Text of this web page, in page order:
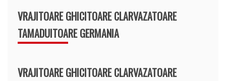
VRAJITOARE GHICITOARE CLARVAZATOARE
TAMADUITOARE GERMANIA
VRAJITOARE GHICITOARE CLARVAZATOARE